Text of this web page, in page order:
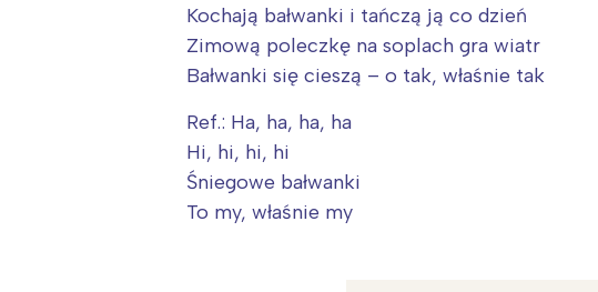
Kochają bałwanki i tańczą ją co dzień
Zimową poleczkę na soplach gra wiatr
Bałwanki się cieszą – o tak, właśnie tak
Ref.: Ha, ha, ha, ha
Hi, hi, hi, hi
Śniegowe bałwanki
To my, właśnie my